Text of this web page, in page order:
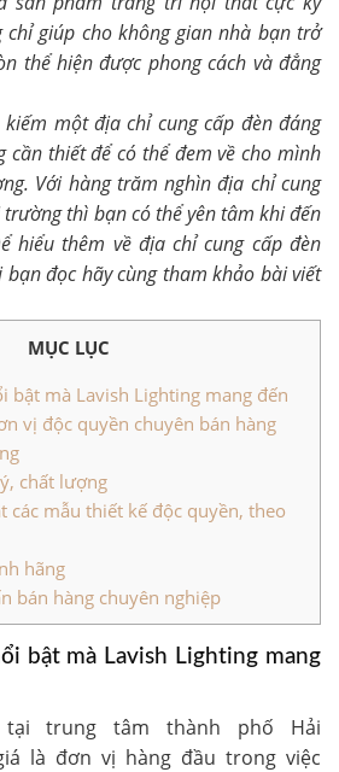
giúp cho không gian nhà bạn trở
thể hiện được phong cách và đẳng
một địa chỉ cung cấp đèn đáng
cần thiết để có thể đem về cho mình
Với hàng trăm nghìn địa chỉ cung
thì bạn có thể yên tâm khi đến
hiểu thêm về địa chỉ cung cấp đèn
đọc hãy cùng tham khảo bài viết
MỤC LỤC
bật mà Lavish Lighting mang đến
vị độc quyền chuyên bán hàng
chất lượng
các mẫu thiết kế độc quyền, theo
hãng
bán hàng chuyên nghiệp
bật mà Lavish Lighting mang
trung tâm thành phố Hải
là đơn vị hàng đầu trong việc